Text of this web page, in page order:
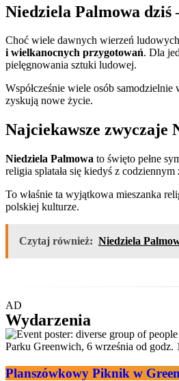
Niedziela Palmowa
Choć wiele dawnych wierzeń
i wielkanocnych przygotowań. Dla
pielęgnowania sztuki ludowej.
Współcześnie wiele osób
zyskują nowe życie.
Najciekawsze zwyczaje
Niedziela Palmowa to święto pełne
religia splatała się kiedyś z
To właśnie ta wyjątkowa mieszanka
polskiej kulturze.
Czytaj również: Niedziela
AD
Wydarzenia
Planszówkowy Piknik w